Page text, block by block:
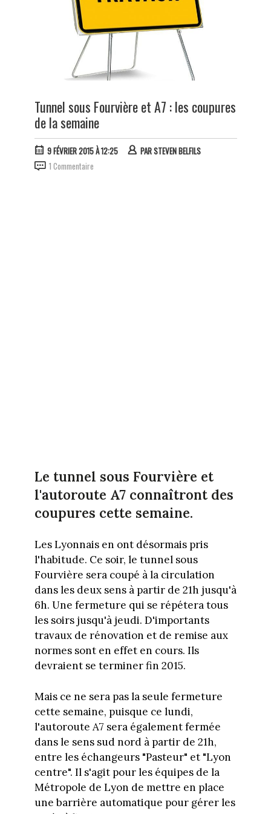
Tunnel sous Fourvière et A7 : les coupures
de la semaine
9 FÉVRIER 2015 À 12:25 PARSTEVEN BELFILS
1 Commentaire
Le tunnel sous Fourvière et
l'autoroute A7 connaîtront des
coupures cette semaine.
Les Lyonnais en ont désormais pris
l'habitude. Ce soir, le tunnel sous
Fourvière sera coupé à la circulation
dans les deux sens à partir de 21h jusqu'à
6h. Une fermeture qui se répétera tous
les soirs jusqu'à jeudi. D'importants
travaux de rénovation et de remise aux
normes sont en effet en cours. Ils
devraient se terminer fin 2015.
Mais ce ne sera pas la seule fermeture
cette semaine, puisque ce lundi,
l'autoroute A7 sera également fermée
dans le sens sud nord à partir de 21h,
entre les échangeurs "Pasteur" et "Lyon
centre". Il s'agit pour les équipes de la
Métropole de Lyon de mettre en place
une barrière automatique pour gérer les